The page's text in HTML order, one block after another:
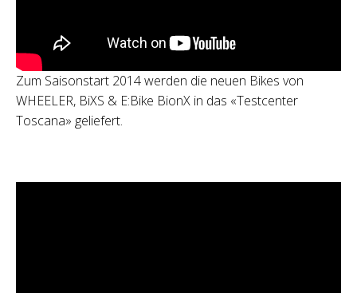
Zum Saisonstart 2014 werden die neuen Bikes von
WHEELER, BiXS & E:Bike BionX in das «Testcenter
Toscana» geliefert.